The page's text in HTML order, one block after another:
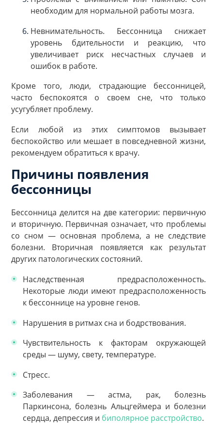
необходим для нормальной работы мозга.
Невнимательность. Бессонница снижает
уровень бдительности и реакцию, что
увеличивает риск несчастных случаев и
ошибок в работе.
Кроме того, люди, страдающие бессонницей,
часто беспокоятся о своем сне, что только
усугубляет проблему.
Если любой из этих симптомов вызывает
беспокойство или мешает в повседневной жизни,
рекомендуем обратиться к врачу.
Причины появления
бессонницы
Бессонница делится на две категории: первичную
и вторичную. Первичная означает, что проблемы
со сном — основная проблема, а не следствие
болезни. Вторичная появляется как результат
других патологических состояний.
Наследственная предрасположенность.
Некоторые люди имеют предрасположенность
к бессоннице на уровне генов.
Нарушения в ритмах сна и бодрствования.
Чувствительность к факторам окружающей
среды — шуму, свету, температуре.
Стресс.
Заболевания — астма, рак, болезнь
Паркинсона, болезнь Альцгеймера и болезни
сердца, депрессия и биполярное расстройство.